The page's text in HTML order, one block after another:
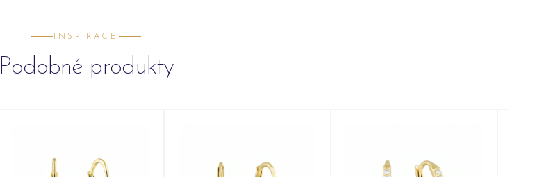
INSPIRACE
Podobné produkty